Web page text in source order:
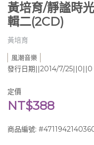
黃培育/靜謐時
輯二(2CD)
黃培育
風潮音樂
發行日期||2014/7/25||0||0
定價
NT$388
商品編號: